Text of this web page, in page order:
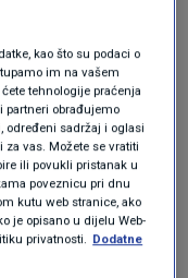
osoba pati od
veći od 100
Kod
zna kako
da
mogu biti
kao što su podaci o
im na vašem
tehnologije praćenja
partneri obrađujemo
određeni sadržaj i oglasi
vas. Možete se vratiti
ili povukli pristanak u
poveznicu pri dnu
kutu web stranice, ako
je opisano u dijelu Web-
privatnosti. Dodatne